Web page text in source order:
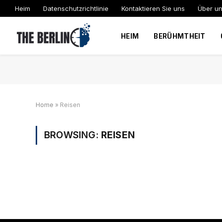
Heim Datenschutzrichtlinie Kontaktieren Sie uns Über
HEIM BERÜHMTHEIT
Home » Reisen
BROWSING: REISEN